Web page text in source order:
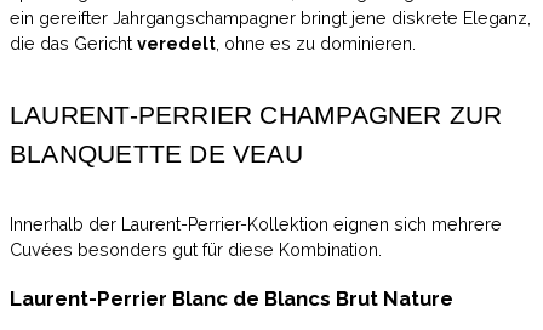
ein gereifter Jahrgangschampagner bringt jene diskrete Eleganz,
die das Gericht veredelt , ohne es zu dominieren.
LAURENT-PERRIER CHAMPAGNER ZUR
BLANQUETTE DE VEAU
Innerhalb der Laurent-Perrier-Kollektion eignen sich mehrere
Cuvées besonders gut für diese Kombination.
Laurent-Perrier Blanc de Blancs Brut Nature